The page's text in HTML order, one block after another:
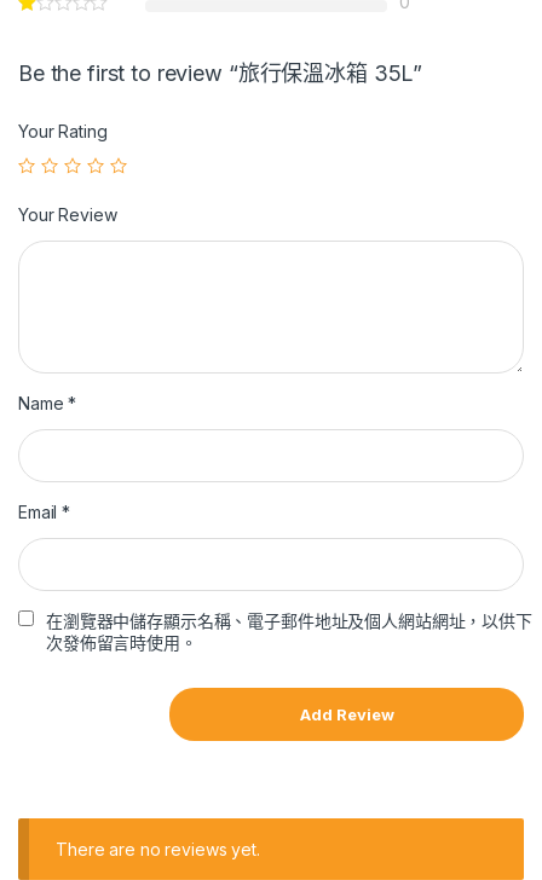
Be the first to review “旅行保溫冰箱 35L”
Your Rating
Your Review
Name*
Email*
在瀏覽器中儲存顯示名稱、電子郵件地址及個人網站網址，以供下
次發佈留言時使用。
There are no reviews yet.